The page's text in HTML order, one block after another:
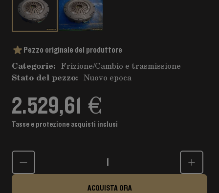
Pezzo originale del produttore
Categorie: Frizione/Cambio e trasmissione
Stato del pezzo: Nuovo epoca
2.529,61 €
Tasse e protezione acquisti inclusi
Quantità
ACQUISTA ORA